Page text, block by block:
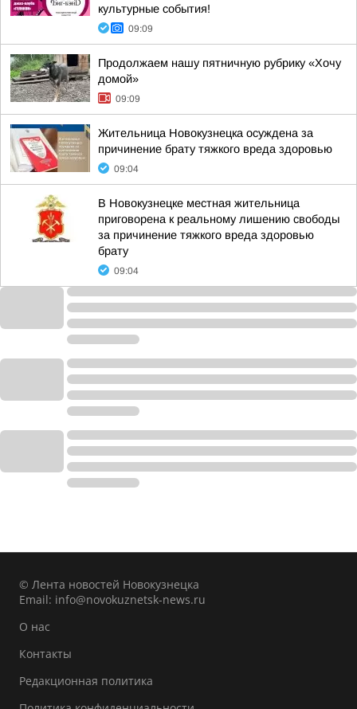
культурные события!
09:09
Продолжаем нашу пятничную рубрику «Хочу
домой»
09:09
Жительница Новокузнецка осуждена за
причинение брату тяжкого вреда здоровью
09:04
В Новокузнецке местная жительница
приговорена к реальному лишению свободы
за причинение тяжкого вреда здоровью
брату
09:04
© Лента новостей Новокузнецка
Email: info@novokuznetsk-news.ru
О нас
Контакты
Редакционная политика